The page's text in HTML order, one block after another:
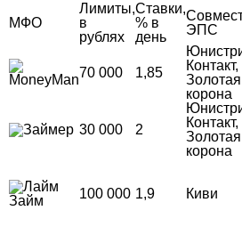
МФО
Лимиты,
в
рублях
Ставки,
% в
день
ЭПС
70 000 1,85
Контакт,
Золотая
корона
30 000 2
Контакт,
Золотая
корона
100 000 1,9 Киви